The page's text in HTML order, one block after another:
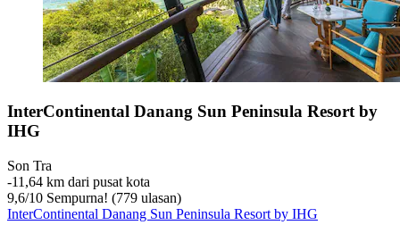
InterContinental Danang Sun Peninsula Resort by
IHG
Son Tra
‐11,64 km dari pusat kota
9,6/10 Sempurna! (779 ulasan)
InterContinental Danang Sun Peninsula Resort by IHG